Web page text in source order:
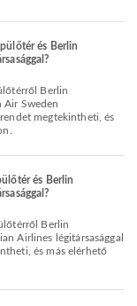
és Berlin
Air Sweden
megtekintheti, és
és Berlin
Airlines légitársasággal
és más elérhető